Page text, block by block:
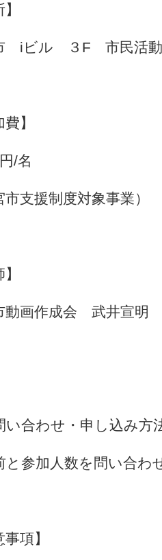
iビル ３F 市民活動
費】
/名
市支援制度対象事業）
動画作成会 武井宣明
い合わせ・申し込み方
と参加人数を問い合わ
事項】